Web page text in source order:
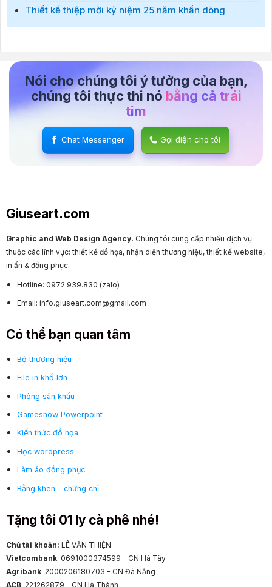
Thiết kế thiệp mời kỷ niệm 25 năm khấn dòng
Nói cho chúng tôi ý tưởng của bạn,
chúng tôi thực thi nó bằng cả trái
tim
Chat Messenger Gọi điện cho tôi
Giuseart.com
Graphic and Web Design Agency. Chúng tôi cung cấp nhiều dịch vụ
thuộc các lĩnh vực: thiết kế đồ họa, nhận diện thương hiệu, thiết kế website,
in ấn & đồng phục.
Hotline: 0972.939.830 (zalo)
Email: info.giuseart.com@gmail.com
Có thể bạn quan tâm
Bộ thương hiệu
File in khổ lớn
Phông sân khấu
Gameshow Powerpoint
Kiến thức đồ họa
Học wordpress
Làm áo đồng phục
Bằng khen - chứng chỉ
Tặng tôi 01 ly cà phê nhé!
Chủ tài khoản: LÊ VĂN THIỆN
Vietcombank: 0691000374599 - CN Hà Tây
Agribank: 2000206180703 - CN Đà Nẵng
ACB: 221262879 - CN Hà Thành